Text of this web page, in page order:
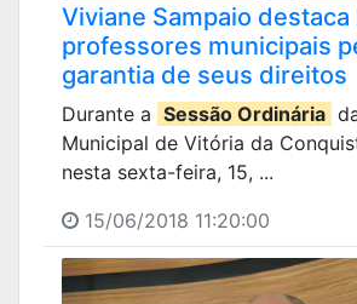
Viviane Sampaio destaca
professores municipais
garantia de seus direitos
Durante a Sessão Ordinária
Municipal de Vitória da
nesta sexta-feira, 15, ...
15/06/2018 11:20:00